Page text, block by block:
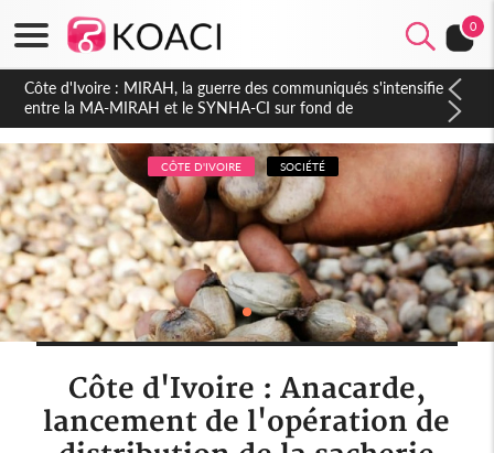
0
Côte d'Ivoire : Indépendance 2026, Thiam plaide pour un
environnement démocratique plus apaisé
CÔTE D'IVOIRE SOCIÉTÉ
Côte d'Ivoire : Anacarde,
lancement de l'opération de